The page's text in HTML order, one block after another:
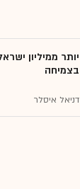
יותר ממיליון
בצמיחה
דניאל איסלר